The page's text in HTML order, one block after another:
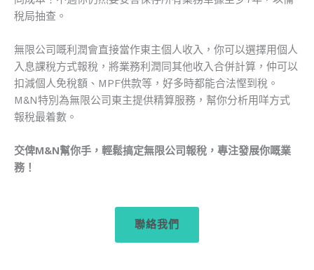
稅局抽查。
無限公司嘅利潤會直接當作東主個人收入，你可以選擇用個人
入息課稅方式報稅，將業務利潤同其他收入合併計算，仲可以
扣減個人免稅額、MPF供款等，好多時都能合法慳到稅。
M&N特別為無限公司東主提供精算服務，幫你分析用咩方式
報稅最着數。
交俾M&N幫你手，輕鬆搞定無限公司報稅，專注發展你嘅業
務！
聯絡我們